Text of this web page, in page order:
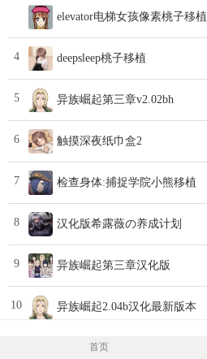
elevator电梯女孩像素桃子移植
4 deepsleep桃子移植
5 异族崛起第三章v2.02bh
6 触摸深夜纸巾盒2
7 检查身体:捕捉学院小熊移植
8 汉化版希露薇の养成计划
9 异族崛起第三章汉化版
10 异族崛起2.04b汉化最新版本
首页